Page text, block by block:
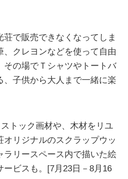
で販売できなくなってしま
、クレヨンなどを使って自由
その場でＴシャツやトートバ
、子供から大人まで一緒に楽
トック画材や、木材をリユ
リジナルのスクラップウッ
ラリースペース内で描いた絵
ービスも。[7月23日－8月16